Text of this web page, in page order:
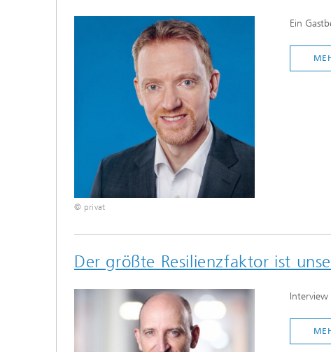
© privat
Ein
Der größte Resilienzfaktor ist